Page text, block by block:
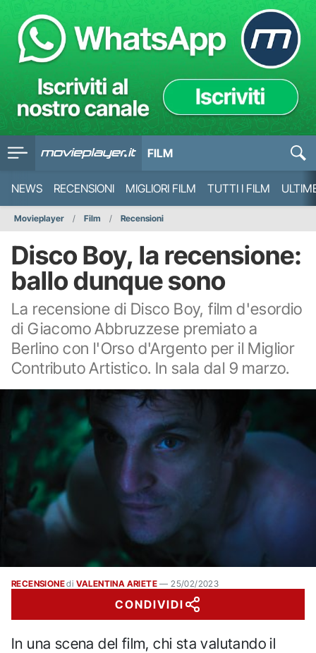
FILM
NEWS RECENSIONI MIGLIORI FILM TUTTI I FILM
Movieplayer Film Recensioni
Disco Boy, la recensione:
ballo dunque sono
La recensione di Disco Boy, film d'esordio
di Giacomo Abbruzzese premiato a
Berlino con l'Orso d'Argento per il Miglior
Contributo Artistico. In sala dal 9 marzo.
RECENSIONEdi VALENTINA ARIETE —25/02/2023
CONDIVIDI
In una scena del film, chi sta valutando il